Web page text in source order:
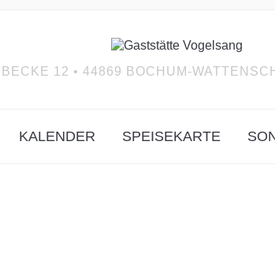
12 • 44869 BOCHUM-
KALENDER SPEISEKARTE